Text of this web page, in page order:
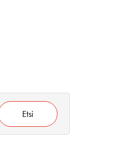
Etsi